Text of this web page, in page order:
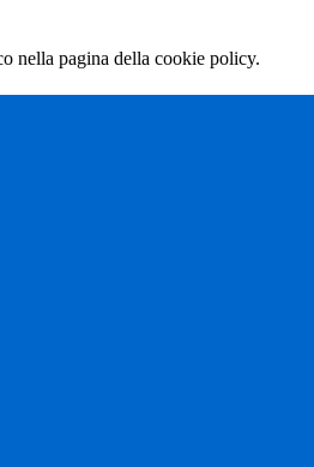
nella pagina della cookie policy.